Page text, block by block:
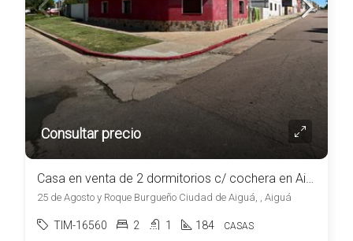
Consultar precio
Casa en venta de 2 dormitorios c/ cochera en Aiguá
25 de Agosto y Roque Burgueño Ciudad de Aiguá, , Aiguá
TIM-16560 2 1 184 CASAS